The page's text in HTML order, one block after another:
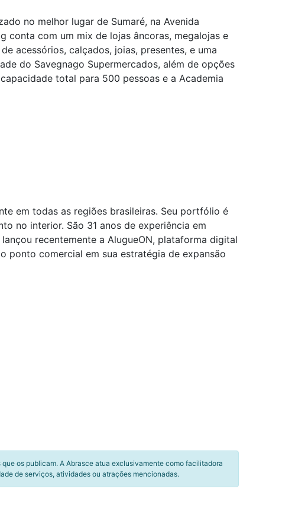
no melhor lugar de Sumaré, na Avenida
conta com um mix de lojas âncoras, megalojas e
acessórios, calçados, joias, presentes, e uma
do Savegnago Supermercados, além de opções
total para 500 pessoas e a Academia
em todas as regiões brasileiras. Seu portfólio é
no interior. São 31 anos de experiência em
recentemente a AlugueON, plataforma digital
ponto comercial em sua estratégia de expansão
os publicam. A Abrasce atua exclusivamente como facilitadora
de serviços, atividades ou atrações mencionadas.